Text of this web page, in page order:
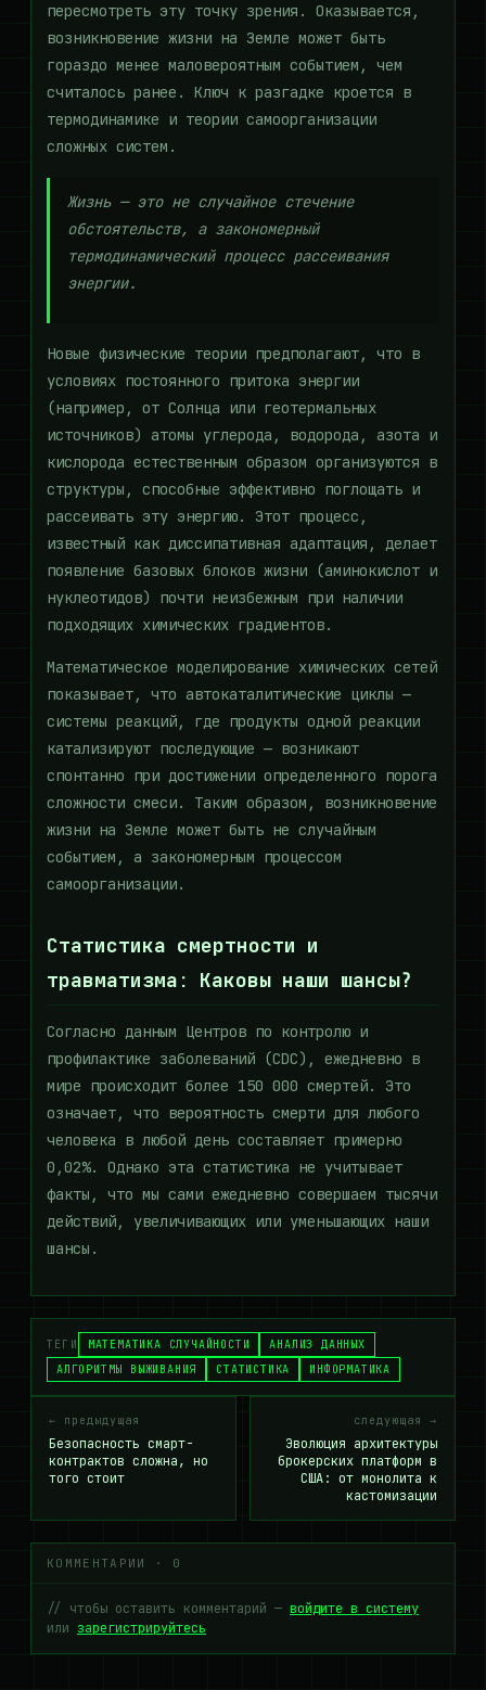
пересмотреть эту точку зрения. Оказывается,
возникновение жизни на Земле может быть
гораздо менее маловероятным событием, чем
считалось ранее. Ключ к разгадке кроется в
термодинамике и теории самоорганизации
сложных систем.
Жизнь — это не случайное стечение
обстоятельств, а закономерный
термодинамический процесс рассеивания
энергии.
Новые физические теории предполагают, что в
условиях постоянного притока энергии
(например, от Солнца или геотермальных
источников) атомы углерода, водорода, азота и
кислорода естественным образом организуются в
структуры, способные эффективно поглощать и
рассеивать эту энергию. Этот процесс,
известный как диссипативная адаптация, делает
появление базовых блоков жизни (аминокислот и
нуклеотидов) почти неизбежным при наличии
подходящих химических градиентов.
Математическое моделирование химических сетей
показывает, что автокаталитические циклы —
системы реакций, где продукты одной реакции
катализируют последующие — возникают
спонтанно при достижении определенного порога
сложности смеси. Таким образом, возникновение
жизни на Земле может быть не случайным
событием, а закономерным процессом
самоорганизации.
Статистика смертности и
травматизма: Каковы наши шансы?
Согласно данным Центров по контролю и
профилактике заболеваний (CDC), ежедневно в
мире происходит более 150 000 смертей. Это
означает, что вероятность смерти для любого
человека в любой день составляет примерно
0,02%. Однако эта статистика не учитывает
факты, что мы сами ежедневно совершаем тысячи
действий, увеличивающих или уменьшающих наши
шансы.
ТЕГИ МАТЕМАТИКА СЛУЧАЙНОСТИ
АНАЛИЗ ДАННЫХ
АЛГОРИТМЫ ВЫЖИВАНИЯ
СТАТИСТИКА ИНФОРМАТИКА
← предыдущая
Безопасность смарт-
контрактов сложна, но
того стоит
следующая →
Эволюция архитектуры
брокерских платформ в
США: от монолита к
кастомизации
КОММЕНТАРИИ · 0
// чтобы оставить комментарий — войдите в систему
или зарегистрируйтесь